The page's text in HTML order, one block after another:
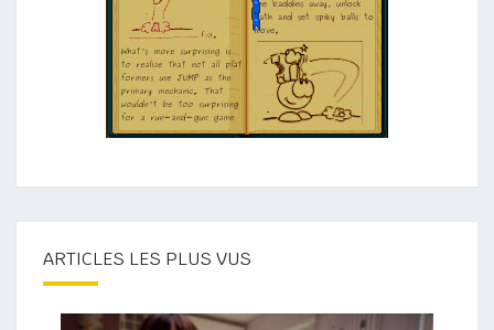
ARTICLES LES PLUS VUS